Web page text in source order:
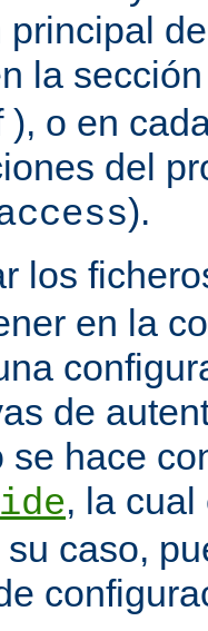
la
), o en
del
).
los
en la
de
se hace
, la
caso,